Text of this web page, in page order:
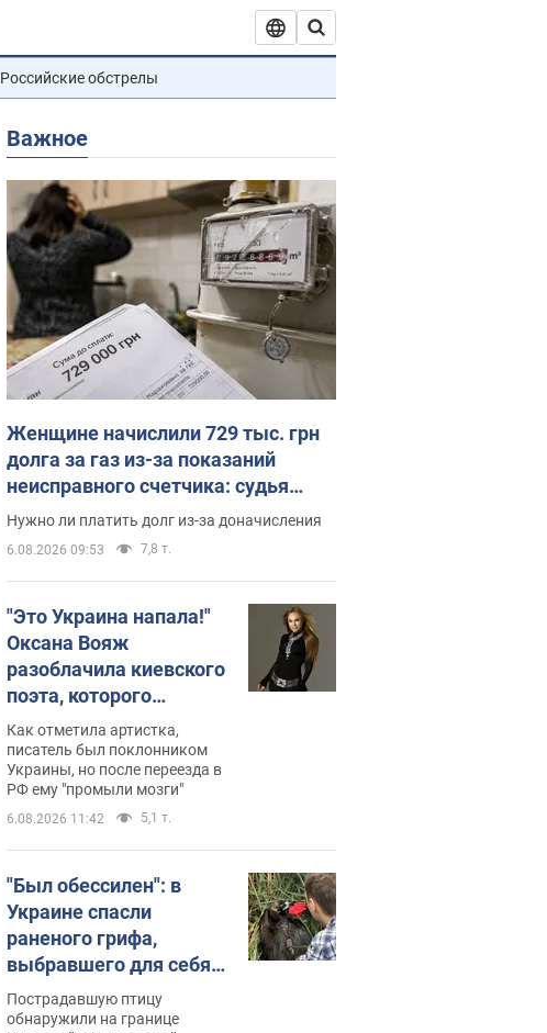
Российские обстрелы
Важное
Женщине начислили 729 тыс. грн
долга за газ из-за показаний
неисправного счетчика: судья
вынес неожиданное решение
Нужно ли платить долг из-за доначисления
6.08.2026 09:53 7,8 т.
"Это Украина напала!"
Оксана Вояж
разоблачила киевского
поэта, которого
"зазомбировали": он
даже русского не знал,
а теперь хочет
геноцида украинцев
Как отметила артистка,
писатель был поклонником
Украины, но после переезда в
РФ ему "промыли мозги"
6.08.2026 11:42 5,1 т.
"Был обессилен": в
Украине спасли
раненого грифа,
выбравшего для себя
нетипичный маршрут.
Фото
Пострадавшую птицу
обнаружили на границе